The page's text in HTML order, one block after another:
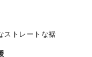
ストレートな裾